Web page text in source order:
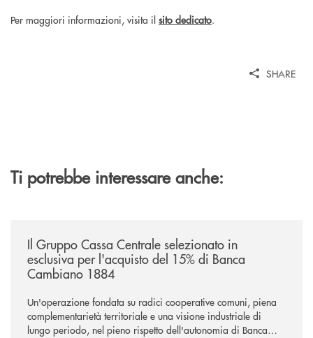
Per maggiori informazioni, visita il sito dedicato.
SHARE
Ti potrebbe interessare anche:
Il Gruppo Cassa Centrale selezionato in
esclusiva per l'acquisto del 15% di Banca
Cambiano 1884
Un'operazione fondata su radici cooperative comuni, piena
complementarietà territoriale e una visione industriale di
lungo periodo, nel pieno rispetto dell'autonomia di Banca